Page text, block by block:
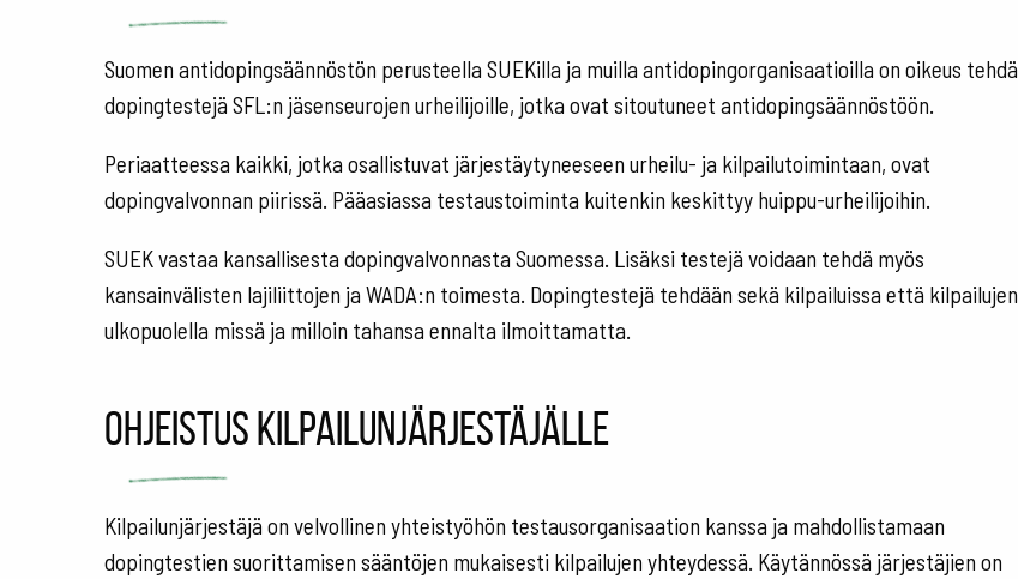
Suomen antidopingsäännöstön perusteella SUEKilla ja muilla antidopingorganisaatioilla on oikeus tehdä
dopingtestejä SFL:n jäsenseurojen urheilijoille, jotka ovat sitoutuneet antidopingsäännöstöön.
Periaatteessa kaikki, jotka osallistuvat järjestäytyneeseen urheilu- ja kilpailutoimintaan, ovat
dopingvalvonnan piirissä. Pääasiassa testaustoiminta kuitenkin keskittyy huippu-urheilijoihin.
SUEK vastaa kansallisesta dopingvalvonnasta Suomessa. Lisäksi testejä voidaan tehdä myös
kansainvälisten lajiliittojen ja WADA:n toimesta. Dopingtestejä tehdään sekä kilpailuissa että kilpailujen
ulkopuolella missä ja milloin tahansa ennalta ilmoittamatta.
Ohjeistus kilpailunjärjestäjälle
Kilpailunjärjestäjä on velvollinen yhteistyöhön testausorganisaation kanssa ja mahdollistamaan
dopingtestien suorittamisen sääntöjen mukaisesti kilpailujen yhteydessä. Käytännössä järjestäjien on